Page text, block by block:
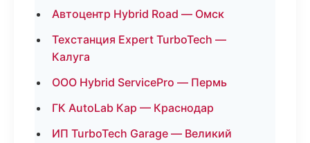
Автоцентр Hybrid Road — Омск
Техстанция Expert TurboTech —
Калуга
ООО Hybrid ServicePro — Пермь
ГК AutoLab Кар — Краснодар
ИП TurboTech Garage — Великий